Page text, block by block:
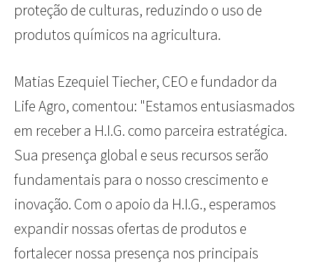
proteção de culturas, reduzindo o uso de
produtos químicos na agricultura.
Matias Ezequiel Tiecher, CEO e fundador da
Life Agro, comentou: "Estamos entusiasmados
em receber a H.I.G. como parceira estratégica.
Sua presença global e seus recursos serão
fundamentais para o nosso crescimento e
inovação. Com o apoio da H.I.G., esperamos
expandir nossas ofertas de produtos e
fortalecer nossa presença nos principais